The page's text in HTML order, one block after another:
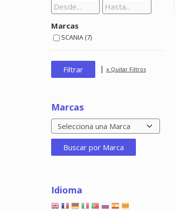
Marcas
SCANIA (7)
| x Quitar Filtros
Marcas
Idioma